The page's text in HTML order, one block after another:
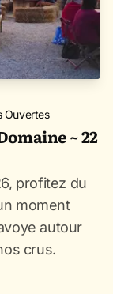
Ouvertes
~ 22
profitez du
moment
autour
crus.